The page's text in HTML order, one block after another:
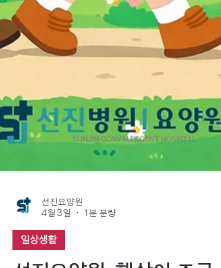
선진요양원
4월 3일